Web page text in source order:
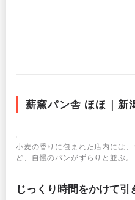
薪窯パン舎 ほほ｜新
小麦の香りに包まれた店内には
ど、自慢のパンがずらりと並ぶ。
じっくり時間をかけて引